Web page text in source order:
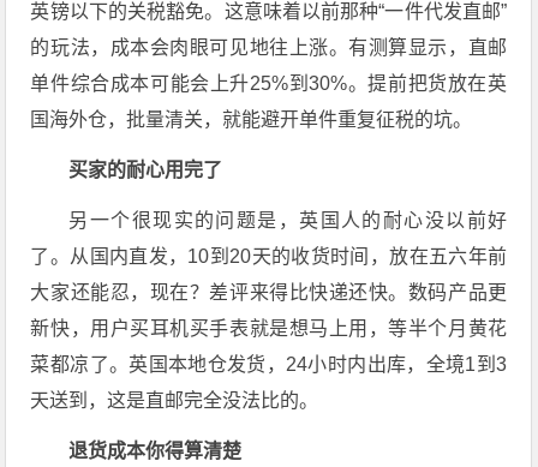
英镑以下的关税豁免。这意味着以前那种“一件代发直邮”
的玩法，成本会肉眼可见地往上涨。有测算显示，直邮
单件综合成本可能会上升25%到30%。提前把货放在英
国海外仓，批量清关，就能避开单件重复征税的坑。
买家的耐心用完了
另一个很现实的问题是，英国人的耐心没以前好
了。从国内直发，10到20天的收货时间，放在五六年前
大家还能忍，现在？差评来得比快递还快。数码产品更
新快，用户买耳机买手表就是想马上用，等半个月黄花
菜都凉了。英国本地仓发货，24小时内出库，全境1到3
天送到，这是直邮完全没法比的。
退货成本你得算清楚